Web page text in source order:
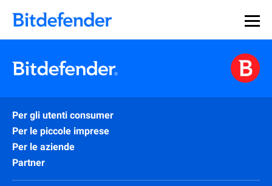
Per gli utenti consumer
Per le piccole imprese
Per le aziende
Partner